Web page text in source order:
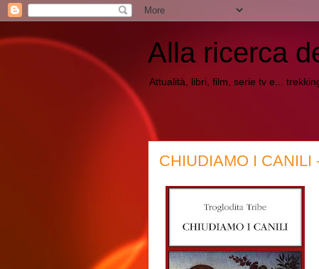
Alla ricerca
Attualità, libri, film, serie tv e...
CHIUDIAMO I CANILI